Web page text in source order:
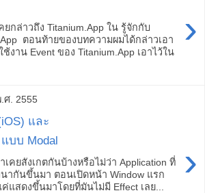
›
ยกล่าวถึง Titanium.App ใน รู้จักกับ
ตอนท้ายของบทความผมได้กล่าวเอา
ช้งาน Event ของ Titanium.App เอาไว้ใน
ศ. 2555
และ
บบ Modal
›
เคยสังเกตกันบ้างหรือไม่ว่า Application ที่
ากันขึ้นมา ตอนเปิดหน้า Window แรก
แสดงขึ้นมาโดยที่มันไม่มี Effect เลย...